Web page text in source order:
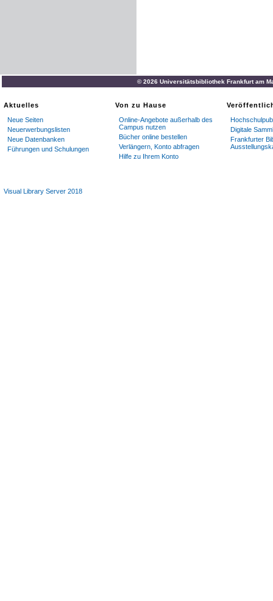
© 2026 Universitätsbibliothek Frankfurt am
Aktuelles
Neue Seiten
Neuerwerbungslisten
Neue Datenbanken
Führungen und Schulungen
Von zu Hause
Online-Angebote außerhalb des
Campus nutzen
Bücher online bestellen
Verlängern, Konto abfragen
Hilfe zu Ihrem Konto
Digitale
Frankfurter
Visual Library Server 2018